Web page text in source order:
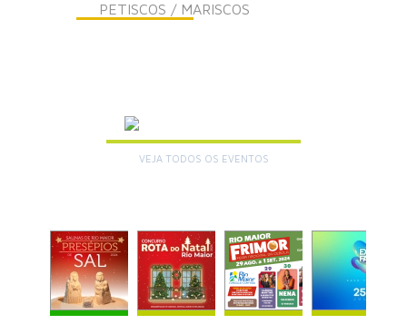
PETISCOS / MARISCOS
VEJA TODOS OS EVENTOS